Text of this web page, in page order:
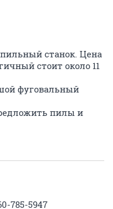
станок. Цена
стоит около 11
фуговальный
пилы и
785-5947